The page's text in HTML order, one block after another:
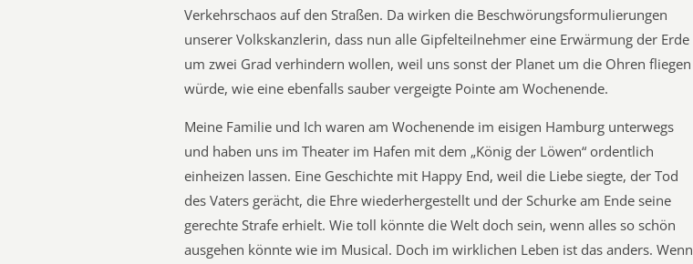
Verkehrschaos auf den Straßen. Da wirken die Beschwörungsformulierungen
unserer Volkskanzlerin, dass nun alle Gipfelteilnehmer eine Erwärmung der Erde
um zwei Grad verhindern wollen, weil uns sonst der Planet um die Ohren fliegen
würde, wie eine ebenfalls sauber vergeigte Pointe am Wochenende.
Meine Familie und Ich waren am Wochenende im eisigen Hamburg unterwegs
und haben uns im Theater im Hafen mit dem „König der Löwen“ ordentlich
einheizen lassen. Eine Geschichte mit Happy End, weil die Liebe siegte, der Tod
des Vaters gerächt, die Ehre wiederhergestellt und der Schurke am Ende seine
gerechte Strafe erhielt. Wie toll könnte die Welt doch sein, wenn alles so schön
ausgehen könnte wie im Musical. Doch im wirklichen Leben ist das anders. Wenn